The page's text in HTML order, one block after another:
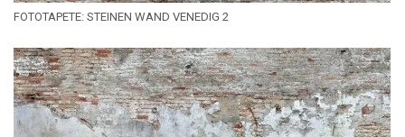
FOTOTAPETE: STEINEN WAND VENEDIG 2